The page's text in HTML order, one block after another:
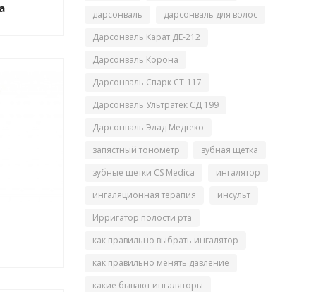
дарсонваль
дарсонваль для волос
Дарсонваль Карат ДЕ-212
Дарсонваль Корона
Дарсонваль Спарк СТ-117
Дарсонваль Ультратек СД 199
Дарсонваль Элад Медтеко
запястный тонометр
зубная щётка
зубные щетки CS Medica
ингалятор
ингаляционная терапия
инсульт
Ирригатор полости рта
как правильно выбрать ингалятор
как правильно менять давление
какие бывают ингаляторы